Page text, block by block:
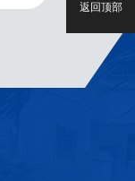
返回顶部